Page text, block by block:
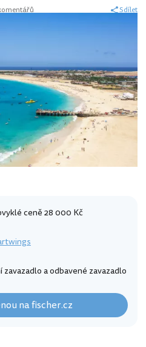
Sdílet
ceně 28 000 Kč
a odbavené zavazadlo
na fischer.cz